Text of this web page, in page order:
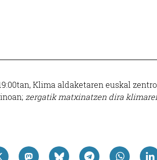
Klima aldaketaren euskal
zergatik matxinatzen dira